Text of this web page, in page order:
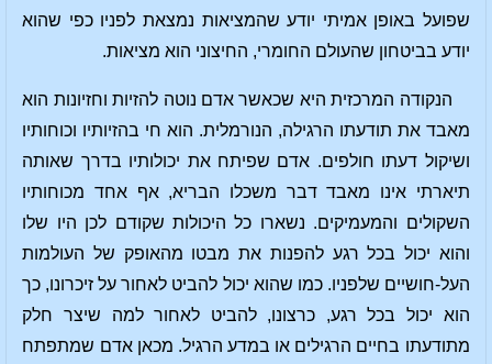
שפועל באופן אמיתי יודע שהמציאות נמצאת לפניו כפי שהוא
יודע בביטחון שהעולם החומרי, החיצוני הוא מציאות.
הנקודה המרכזית היא שכאשר אדם נוטה להזיות וחזיונות הוא
מאבד את תודעתו הרגילה, הנורמלית. הוא חי בהזיותיו וכוחותיו
ושיקול דעתו חולפים. אדם שפיתח את יכולותיו בדרך שאותה
תיארתי אינו מאבד דבר משכלו הבריא, אף אחד מכוחותיו
השקולים והמעמיקים. נשארו כל היכולות שקודם לכן היו שלו
והוא יכול בכל רגע להפנות את מבטו מהאופק של העולמות
העל-חושיים שלפניו. כמו שהוא יכול להביט לאחור על זיכרונו, כך
הוא יכול בכל רגע, כרצונו, להביט לאחור למה שיצר חלק
מתודעתו בחיים הרגילים או במדע הרגיל. מכאן אדם שמתפתח